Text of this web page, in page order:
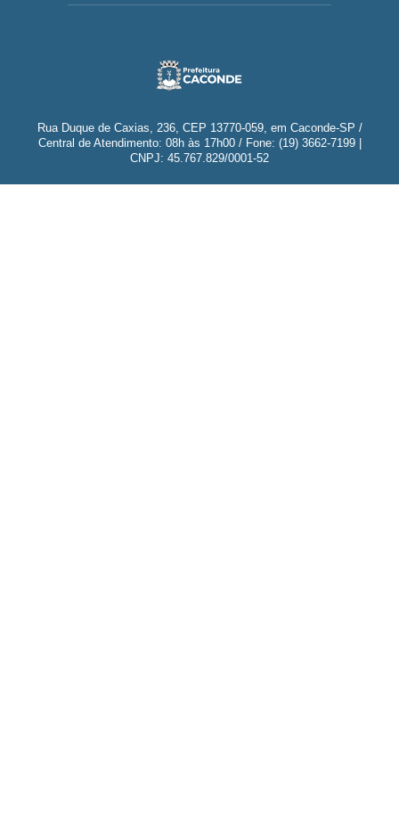
Rua Duque de Caxias, 236, CEP 13770-059, em Caconde-SP /
Central de Atendimento: 08h às 17h00 / Fone: (19) 3662-7199 |
CNPJ: 45.767.829/0001-52